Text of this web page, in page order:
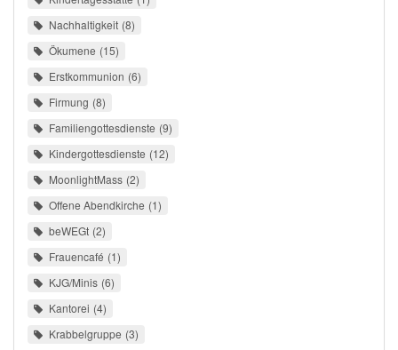
Nachhaltigkeit 8
Ökumene 15
Erstkommunion 6
Firmung 8
Familiengottesdienste 9
Kindergottesdienste 12
MoonlightMass 2
Offene Abendkirche 1
beWEGt 2
Frauencafé 1
KJG/Minis 6
Kantorei 4
Krabbelgruppe 3